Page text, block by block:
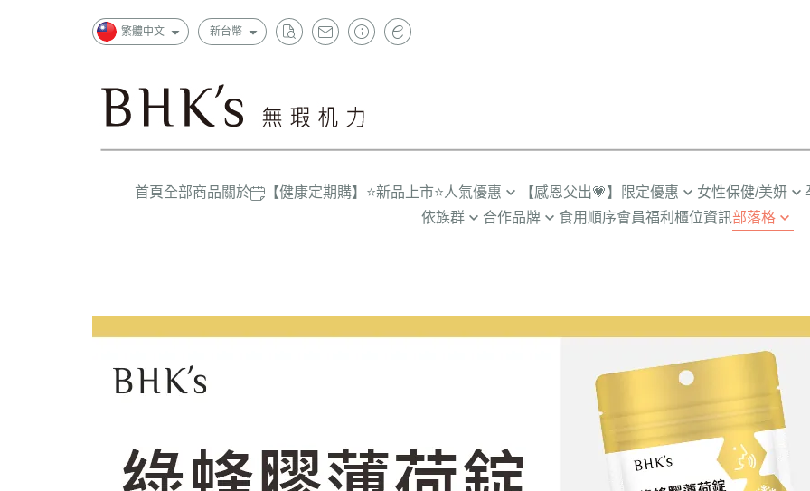
繁體中文 新台幣
首頁全部商品關於 【健康定期購】 ⭐新品上市⭐人氣優惠 【感恩父出💗】限定優惠 女性保健/美妍
熟齡舒適
彈潤美妍
淨荳調理
豐盈烏黑
劉品言代
孕中期
孕後期
產後/哺乳
依族群
孕哺媽咪
樂齡養生
合作品牌
寵物嚴選➤Furluv樂球
食用順序會員福利 櫃位資訊部落格
成分解惑站
BHK’s 研究手記